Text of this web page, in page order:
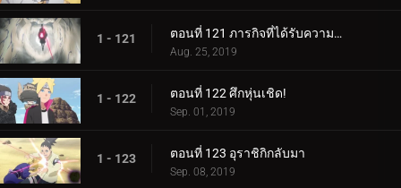
1 - 121 ตอนที่ 121 ภารกิจที่ได้รับความไว้วางใจ: ปกป้อง One Tails!
Aug. 25, 2019
1 - 122 ตอนที่ 122 ศึกหุ่นเชิด!
Sep. 01, 2019
1 - 123 ตอนที่ 123 อุราชิกิกลับมา
Sep. 08, 2019